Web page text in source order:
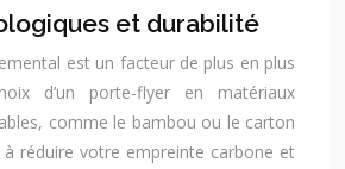
et durabilité
est un facteur de plus en plus
d’un porte-flyer en matériaux
comme le bambou ou le carton
à réduire votre empreinte carbone et